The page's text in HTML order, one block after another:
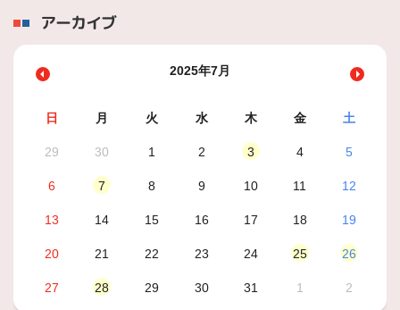
アーカイブ
2025年7月
日 月 火 水 木 金 土
29 30 1 2 3 4 5
6 7 8 9 10 11 12
13 14 15 16 17 18 19
20 21 22 23 24 25 26
27 28 29 30 31 1 2